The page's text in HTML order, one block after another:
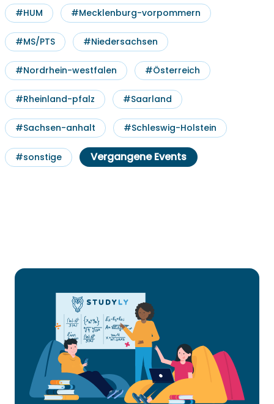
#HUM #Mecklenburg-vorpommern
#MS/PTS #Niedersachsen
#Nordrhein-westfalen #Österreich
#Rheinland-pfalz #Saarland
#Sachsen-anhalt #Schleswig-Holstein
#sonstige Vergangene Events